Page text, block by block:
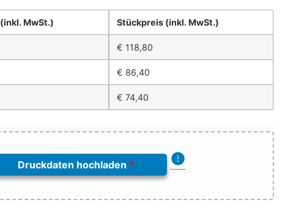
(inkl. MwSt.) Stückpreis (inkl. MwSt.)
€ 118,80
€ 86,40
€ 74,40
Druckdaten hochladen *